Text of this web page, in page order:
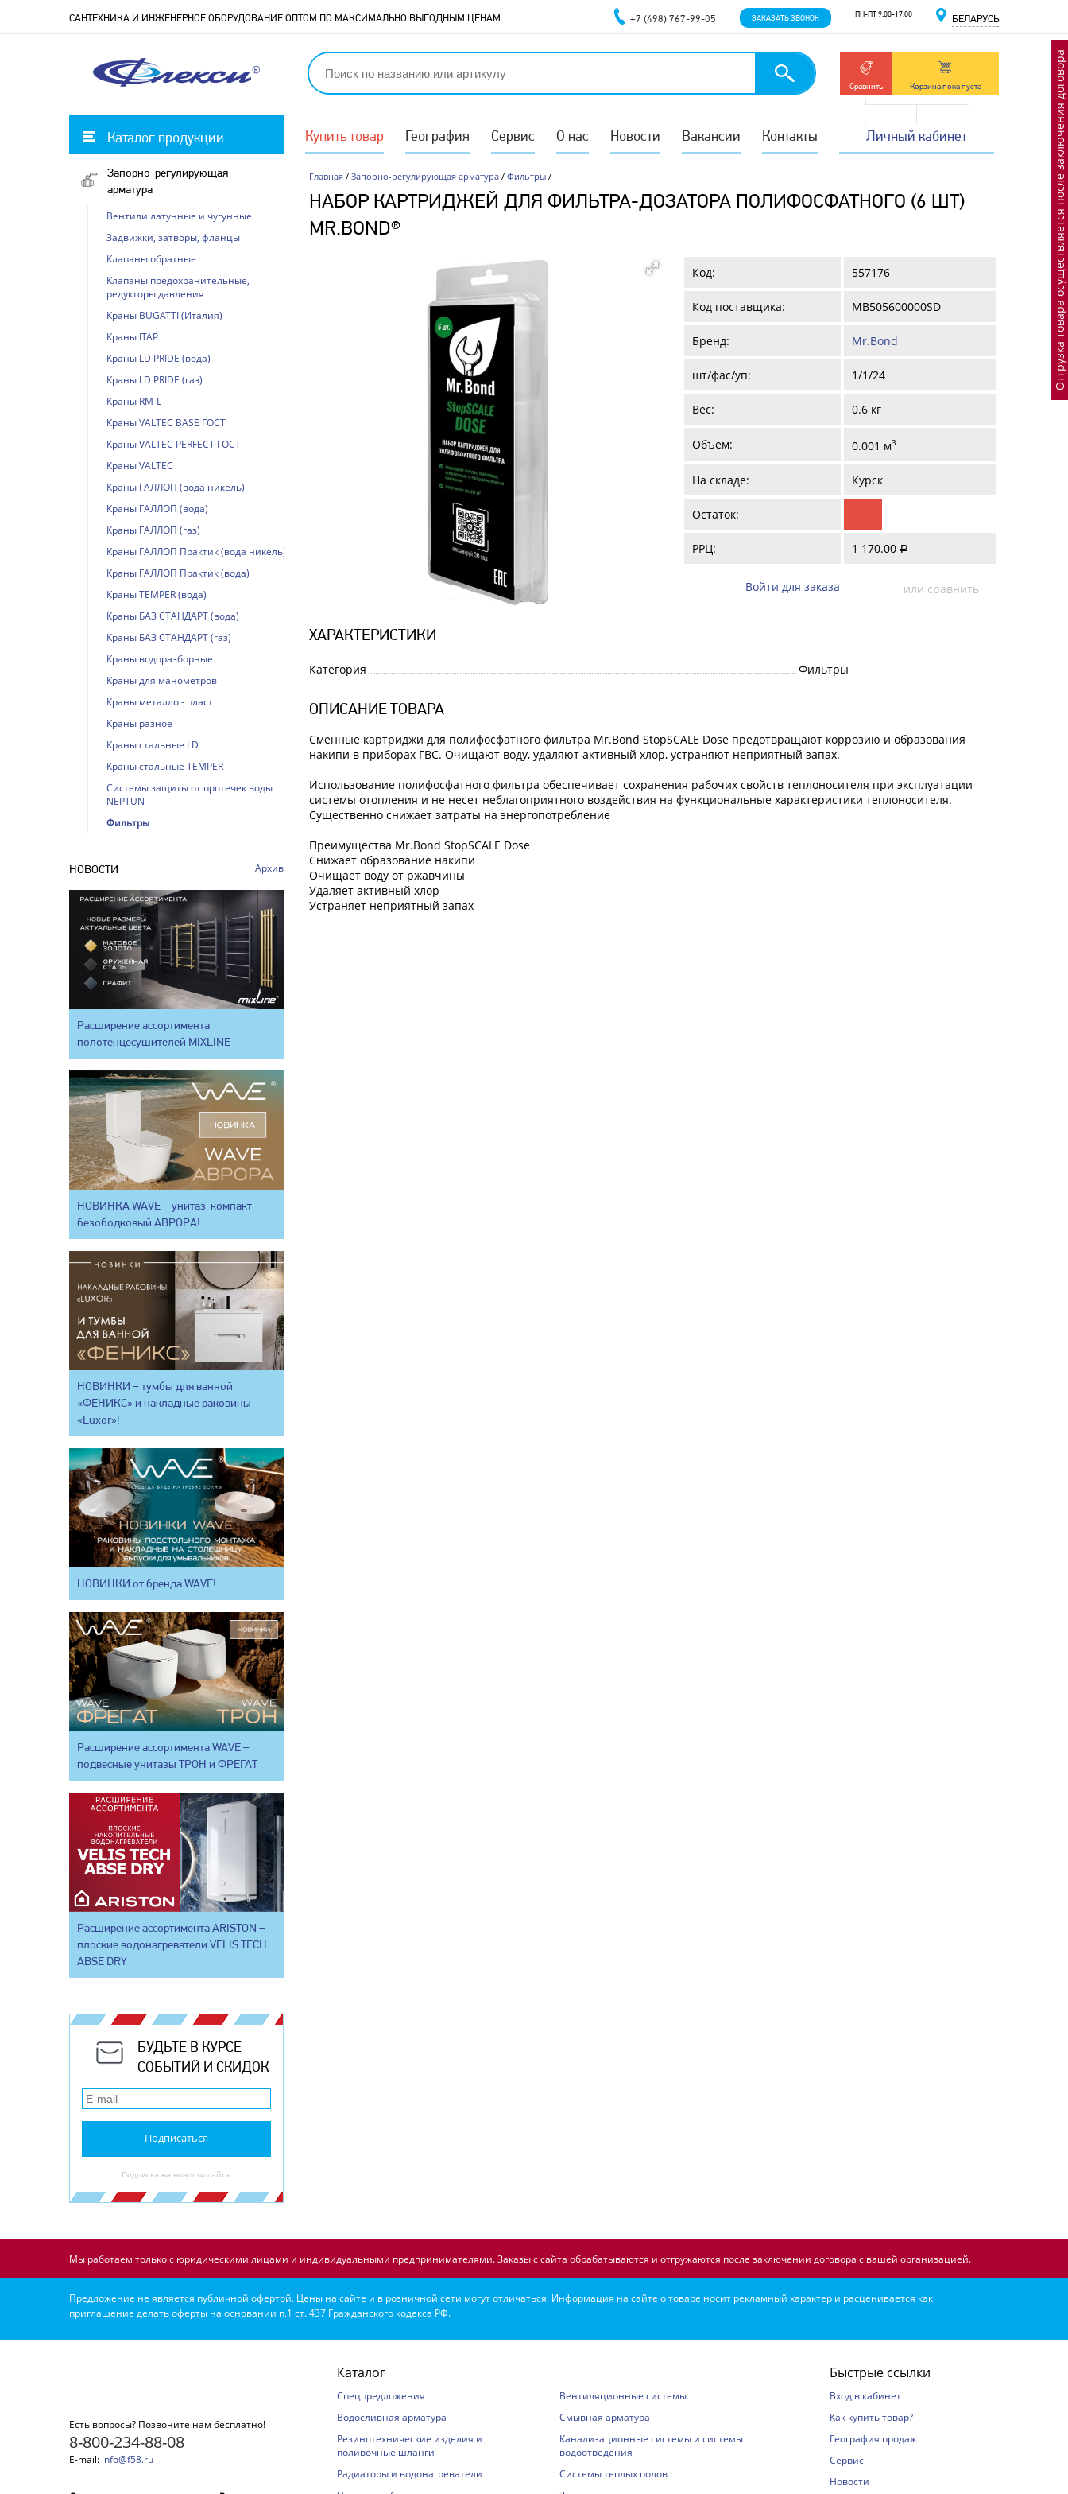
Каталог продукции Купить товар География Сервис О нас Новости Вакансии Контакты Личный кабинет
САНТЕХНИКА И ИНЖЕНЕРНОЕ ОБОРУДОВАНИЕ ОПТОМ ПО МАКСИМАЛЬНО ВЫГОДНЫМ ЦЕНАМ +7 (498) 767-99-05 ЗАКАЗАТЬ ЗВОНОК ПН-ПТ 9:00-17:00 БЕЛАРУСЬ
Сравнить Корзина пока пуста
Главная / Запорно-регулирующая арматура / Фильтры /
НАБОР КАРТРИДЖЕЙ ДЛЯ ФИЛЬТРА-ДОЗАТОРА ПОЛИФОСФАТНОГО (6 ШТ)
MR.BOND®
Код: 557176
Код поставщика: MB505600000SD
Бренд: Mr.Bond
шт/фас/уп: 1/1/24
Вес: 0.6 кг
Объем: 0.001 м3
На складе: Курск
Остаток:
РРЦ: 1 170.00 a
Войти для заказа или сравнить
ХАРАКТЕРИСТИКИ
Категория Фильтры
ОПИСАНИЕ ТОВАРА
Сменные картриджи для полифосфатного фильтра Mr.Bond StopSCALE Dose предотвращают коррозию и образования
накипи в приборах ГВС. Очищают воду, удаляют активный хлор, устраняют неприятный запах.
Использование полифосфатного фильтра обеспечивает сохранения рабочих свойств теплоносителя при эксплуатации
системы отопления и не несет неблагоприятного воздействия на функциональные характеристики теплоносителя.
Существенно снижает затраты на энергопотребление
Преимущества Mr.Bond StopSCALE Dose
Снижает образование накипи
Очищает воду от ржавчины
Удаляет активный хлор
Устраняет неприятный запах
Запорно-регулирующая
арматура
Вентили латунные и чугунные
Задвижки, затворы, фланцы
Клапаны обратные
Клапаны предохранительные,
редукторы давления
Краны BUGATTI (Италия)
Краны ITAP
Краны LD PRIDE (вода)
Краны LD PRIDE (газ)
Краны RM-L
Краны VALTEC BASE ГОСТ
Краны VALTEC PERFECT ГОСТ
Краны VALTEС
Краны ГАЛЛОП (вода никель)
Краны ГАЛЛОП (вода)
Краны ГАЛЛОП (газ)
Краны ГАЛЛОП Практик (вода никель)
Краны ГАЛЛОП Практик (вода)
Краны TEMPER (вода)
Краны БАЗ СТАНДАРТ (вода)
Краны БАЗ СТАНДАРТ (газ)
Краны водоразборные
Краны для манометров
Краны металло - пласт
Краны разное
Краны стальные LD
Краны стальные TEMPER
Системы защиты от протечек воды
NEPTUN
Фильтры
НОВОСТИ Архив
Расширение ассортимента
полотенцесушителей MIXLINE
НОВИНКА WAVE – унитаз-компакт
безободковый АВРОРА!
НОВИНКИ – тумбы для ванной
«ФЕНИКС» и накладные раковины
«Luxor»!
НОВИНКИ от бренда WAVE!
Расширение ассортимента WAVE –
подвесные унитазы ТРОН и ФРЕГАТ
Расширение ассортимента ARISTON –
плоские водонагреватели VELIS TECH
ABSE DRY
БУДЬТЕ В КУРСЕ
СОБЫТИЙ И СКИДОК
Подписаться
Подписка на новости сайта.
Мы работаем только с юридическими лицами и индивидуальными предпринимателями. Заказы с сайта обрабатываются и отгружаются после заключении договора с вашей организацией.
Предложение не является публичной офертой. Цены на сайте и в розничной сети могут отличаться. Информация на сайте о товаре носит рекламный характер и расценивается как
приглашение делать оферты на основании п.1 ст. 437 Гражданского кодекса РФ.
Есть вопросы? Позвоните нам бесплатно!
8-800-234-88-08
E-mail: info@f58.ru
Каталог
Спецпредложения
Вентиляционные системы
Водосливная арматура
Смывная арматура
Резинотехнические изделия и
поливочные шланги
Канализационные системы и системы
водоотведения
Радиаторы и водонагреватели
Системы теплых полов
Быстрые ссылки
Вход в кабинет
Как купить товар?
География продаж
Сервис
Новости
Отгрузка товара осуществляется после заключения договора